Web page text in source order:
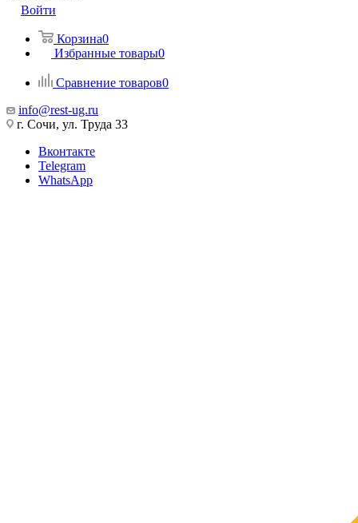
Войти
Корзина0
Избранные товары0
Сравнение товаров0
info@rest-ug.ru
г. Сочи, ул. Труда 33
Вконтакте
Telegram
WhatsApp